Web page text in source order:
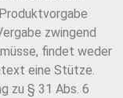
zwingend
findet weder
eine Stütze.
zu § 31 Abs. 6